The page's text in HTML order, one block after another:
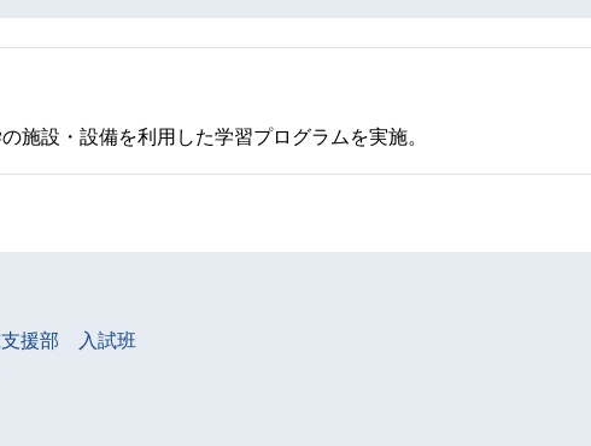
施設・設備を利用した学習プログラムを実施。
援部 入試班